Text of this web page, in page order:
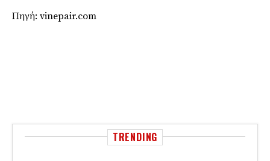
Πηγή: vinepair.com
TRENDING